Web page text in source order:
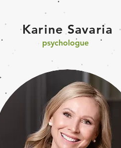
Karine Savaria
psychologue